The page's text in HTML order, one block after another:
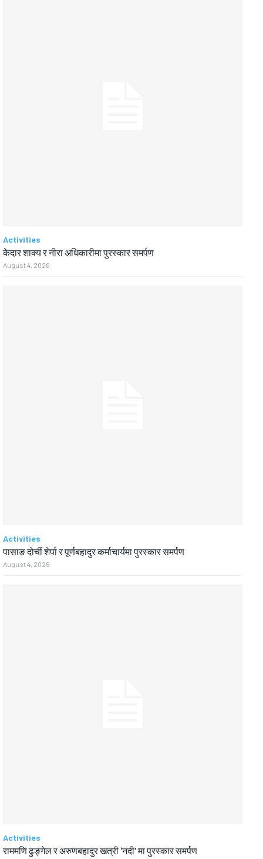
Activities
केदार शाक्य र नीरा अधिकारीमा पुरस्कार समर्पण
August 4, 2026
Activities
पासाङ दोर्ची शेर्पा र पूर्णबहादुर कर्माचार्यमा पुरस्कार समर्पण
August 4, 2026
Activities
राममणि ढुङ्गेल र अरुणबहादुर खत्री ‘नदी’ मा पुरस्कार समर्पण